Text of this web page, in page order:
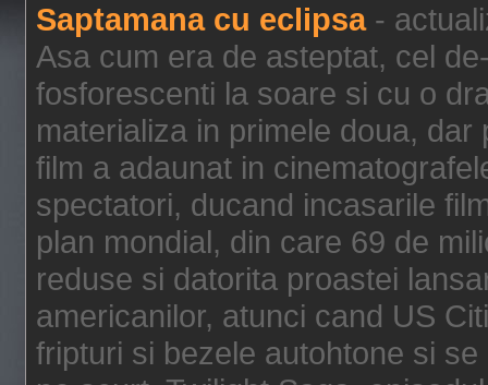
Saptamana cu eclipsa-
Asa cum era de asteptat, cel
fosforescenti la soare si cu o
materializa in primele doua,
film a adaunat in
spectatori, ducand incasarile
plan mondial, din care 69 de
reduse si datorita proastei
americanilor, atunci cand US
fripturi si bezele autohtone si